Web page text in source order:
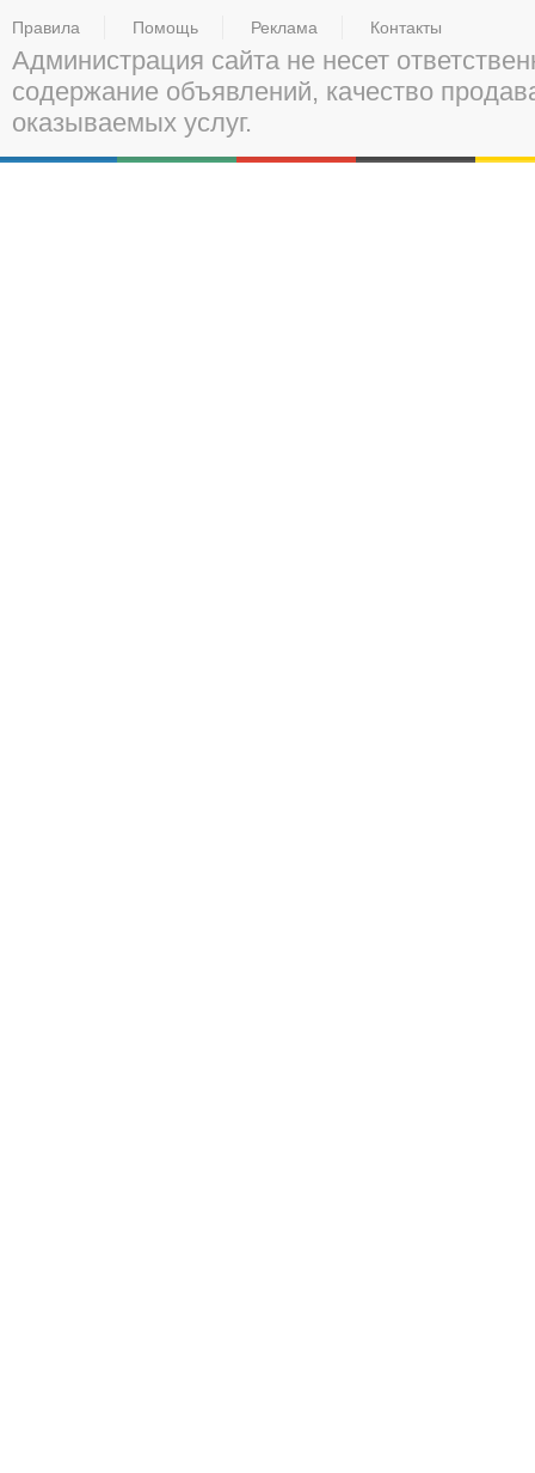
Правила Помощь Реклама Контакты
Администрация сайта не несет
содержание объявлений, качество
оказываемых услуг.